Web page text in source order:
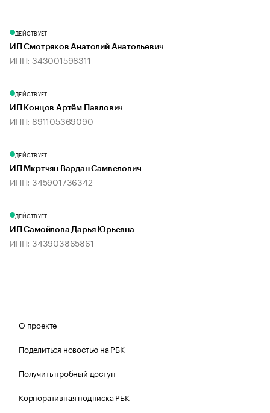
ДЕЙСТВУЕТ
ИП Смотряков Анатолий Анатольевич
ИНН: 343001598311
ДЕЙСТВУЕТ
ИП Концов Артём Павлович
ИНН: 891105369090
ДЕЙСТВУЕТ
ИП Мкртчян Вардан Самвелович
ИНН: 345901736342
ДЕЙСТВУЕТ
ИП Самойлова Дарья Юрьевна
ИНН: 343903865861
О проекте
Поделиться новостью на РБК
Получить пробный доступ
Корпоративная подписка РБК